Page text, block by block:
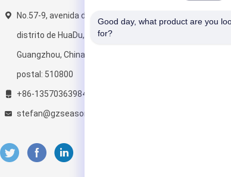
No.57-9, avenida de Jinghu,
distrito de HuaDu, cidade de
Guangzhou, China. Código
postal: 510800
+86-13570363984
stefan@gzseason.com
Good day, what product are you
for?